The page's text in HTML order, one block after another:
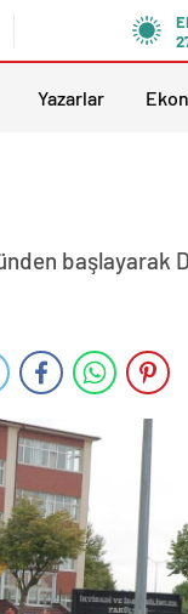
Yazarlar
başlayarak